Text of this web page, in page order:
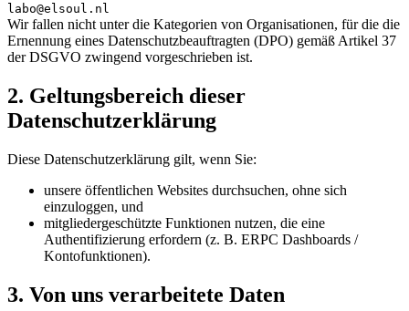
labo@elsoul.nl
Wir fallen nicht unter die Kategorien von Organisationen, für die die
Ernennung eines Datenschutzbeauftragten (DPO) gemäß Artikel 37
der DSGVO zwingend vorgeschrieben ist.
2. Geltungsbereich dieser
Datenschutzerklärung
Diese Datenschutzerklärung gilt, wenn Sie:
unsere öffentlichen Websites durchsuchen, ohne sich
einzuloggen, und
mitgliedergeschützte Funktionen nutzen, die eine
Authentifizierung erfordern (z. B. ERPC Dashboards /
Kontofunktionen).
3. Von uns verarbeitete Daten